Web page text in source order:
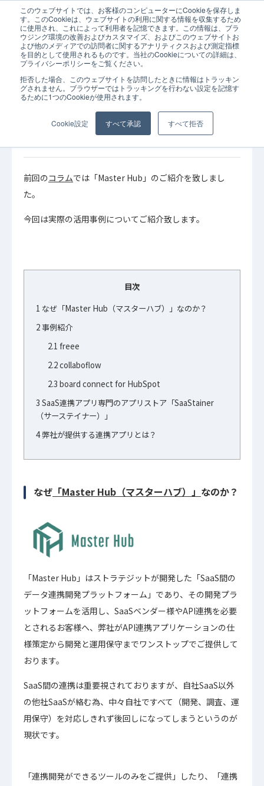
このウェブサイトでは、お客様のコンピューターにCookieを保存しま
す。このCookieは、ウェブサイトの利用に関する情報を収集するため
に使用され、これによって利用者を記憶できます。この情報は、ブラ
ウジング環境の改善およびカスタマイズ、およびこのウェブサイトお
よび他のメディアでの訪問者に関するアナリティクスおよび測定指標
を目的として使用されるものです。当社のCookieについての詳細は、
プライバシーポリシーをご覧ください。
拒否した場合、このウェブサイトを訪問したときに情報はトラッキン
グされません。ブラウザーではトラッキングを行わない設定を記憶す
るために1つのCookieが使用されます。
Cookie設定 すべて承認 すべて拒否
ホーム コラム API連携 MasterHub SaaS SaaStainer
2023年01
月14日
API連携 iPaaS SaaS
SaaStainer
MasterHub
コラム
SaaS間のデータ連携を実現する「Master
Hub（マスターハブ）」の活用事例
前回のコラムでは「Master Hub」のご紹介を致しまし
た。
今回は実際の活用事例についてご紹介致します。
目次
1 なぜ「Master Hub（マスターハブ）」なのか？
2事例紹介
2.1 freee
2.2collaboflow
2.3 board connect for HubSpot
3 SaaS連携アプリ専門のアプリストア「SaaStainer
（サーステイナー）」
4弊社が提供する連携アプリとは？
なぜ 「Master Hub（マスターハブ）」 なのか？
「Master Hub」はストラテジットが開発した「SaaS間の
データ連携開発プラットフォーム」であり、その開発プラ
ットフォームを活用し、SaaSベンダー様やAPI連携を必要
とされるお客様へ、弊社がAPI連携アプリケーションの仕
様策定から開発と運用保守までワンストップでご提供して
おります。
SaaS間の連携は重要視されておりますが、自社SaaS以外
の他社SaaSが絡む為、中々自社ですべて（開発、調査、運
用保守）を対応しきれず後回しになってしまうというのが
現状です。
「連携開発ができるツールのみをご提供」したり、「連携